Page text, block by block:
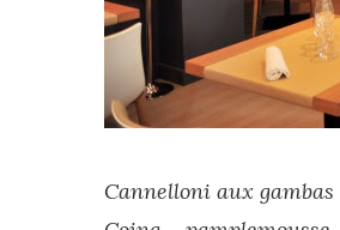
Cannelloni aux